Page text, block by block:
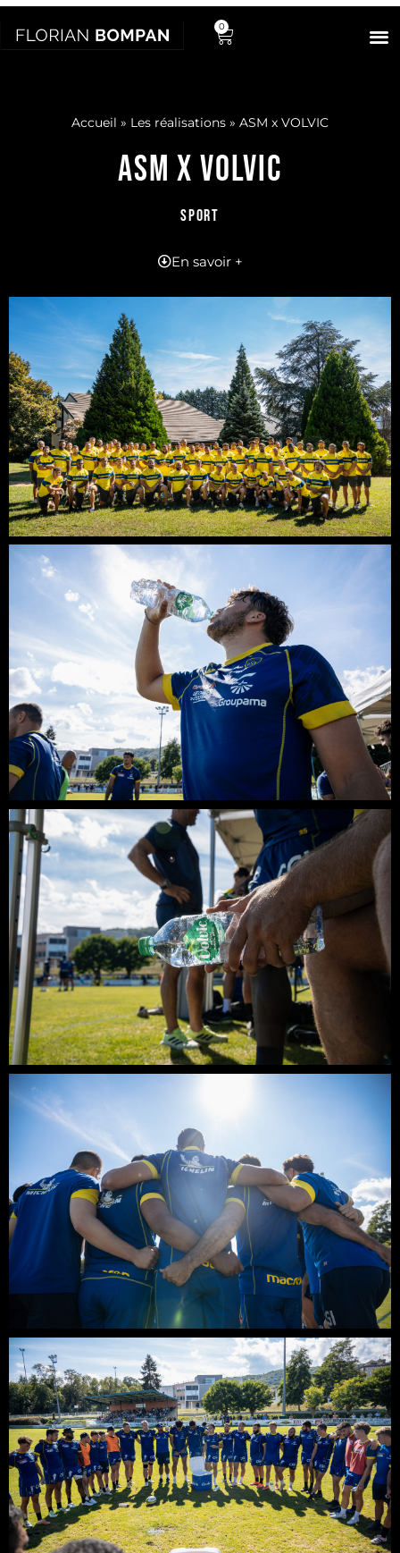
0
Accueil » Les réalisations » ASM x VOLVIC
ASM X VOLVIC
SPORT
En savoir +